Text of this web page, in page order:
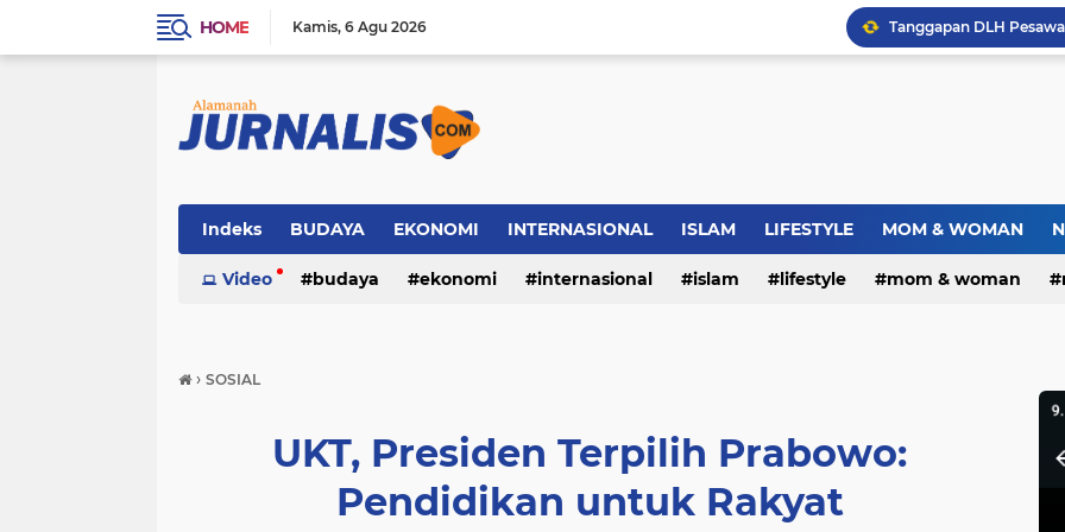
HOME Kamis 6 Agu 2026
Jambret Tas Mahasiswi
Warga RW.06 Wisma
Indeks BUDAYA EKONOMI INTERNASIONAL ISLAM LIFESTYLE MOM & WOMAN
SOSIAL WISATA
Video budaya ekonomi internasional islam lifestyle mom & woman
› SOSIAL
UKT, Presiden Terpilih Prabowo:
Pendidikan untuk Rakyat